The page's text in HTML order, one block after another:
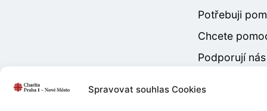
Spravovat souhlas Cookies
Potřebuji
Chcete
Podporují nás